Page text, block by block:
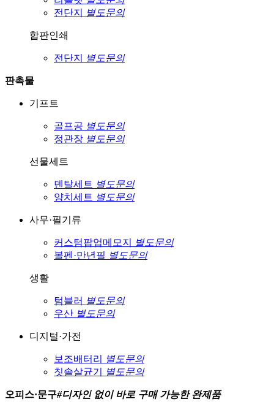
전단지
별도문의
합판인쇄
전단지 별도문의
판촉물
기프트
골프공 별도문의
정관장 별도문의
선물세트
덴탈세트 별도문의
양치세트 별도문의
사무·필기류
커스텀팝업메모지
별도문의
볼펜·만년필 별도문의
생활
텀블러 별도문의
우산 별도문의
디지털·가전
보조배터리
별도문의
칫솔살균기
별도문의
오피스·문구#디자인 없이 바로 구매 가능한 완제품